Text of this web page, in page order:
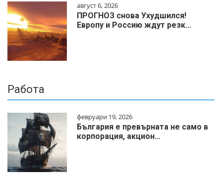
август 6, 2026
ПРОГНОЗ снова Ухудшился!
Европу и Россию ждут резк…
Работа
февруари 19, 2026
България е превърната не само в
корпорация, акцион…